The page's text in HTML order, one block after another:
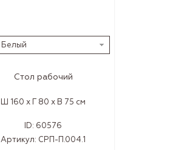
Белый
Стол рабочий
Ш 160 x Г 80 x В 75 см
ID: 60576
Артикул: СРП-П.004.1